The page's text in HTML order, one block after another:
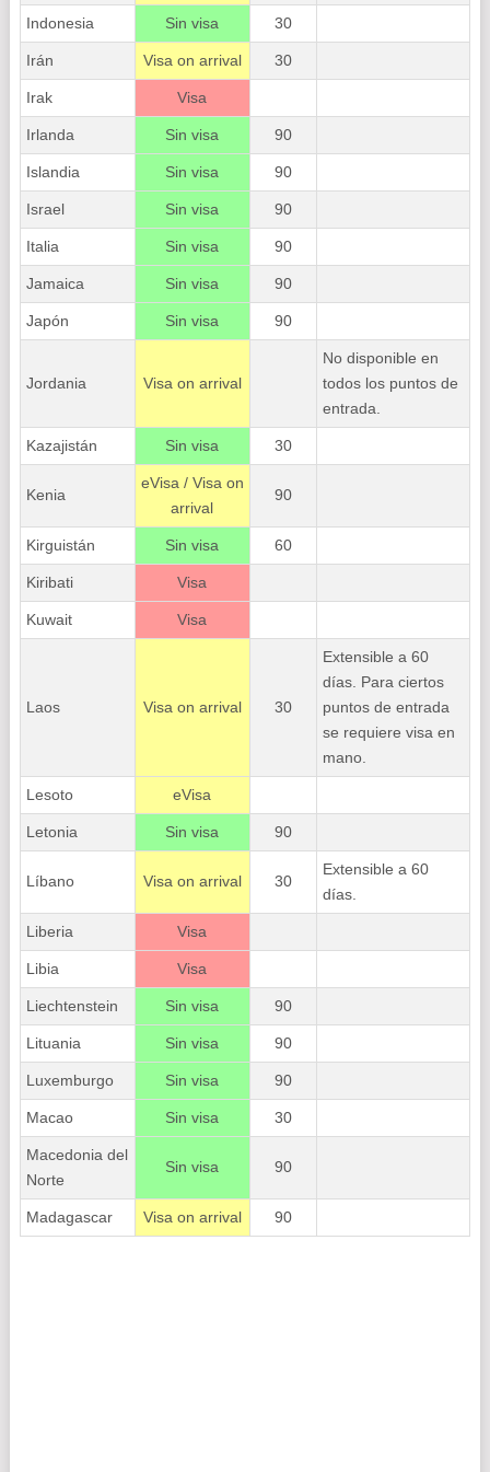
Indonesia Sin visa 30
Irán Visa on arrival 30
Irak Visa
Irlanda Sin visa 90
Islandia Sin visa 90
Israel Sin visa 90
Italia Sin visa 90
Jamaica Sin visa 90
Japón Sin visa 90
Jordania Visa on arrival
No disponible en
todos los puntos de
entrada.
Kazajistán Sin visa 30
Kenia
eVisa / Visa on
arrival
90
Kirguistán Sin visa 60
Kiribati Visa
Kuwait Visa
Laos Visa on arrival 30
Extensible a 60
días. Para ciertos
puntos de entrada
se requiere visa en
mano.
Lesoto eVisa
Letonia Sin visa 90
Líbano Visa on arrival 30
Extensible a 60
días.
Liberia Visa
Libia Visa
Liechtenstein Sin visa 90
Lituania Sin visa 90
Luxemburgo Sin visa 90
Macao Sin visa 30
Macedonia del
Norte
Sin visa 90
Madagascar Visa on arrival 90